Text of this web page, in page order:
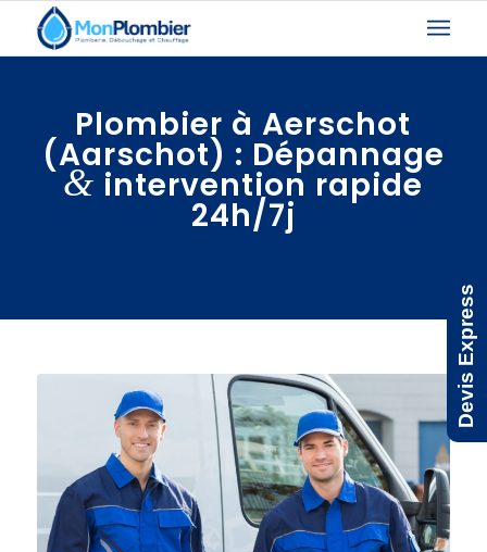
Plombier à Aerschot
(Aarschot) : Dépannage
& intervention rapide
24h/7j
Devis Express